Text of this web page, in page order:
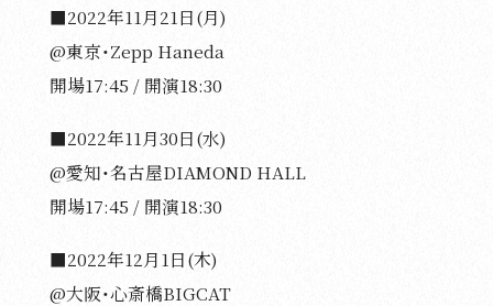
■2022年11月21日(月)
@東京・Zepp Haneda
開場17:45 / 開演18:30
■2022年11月30日(水)
@愛知・名古屋DIAMOND HALL
開場17:45 / 開演18:30
■2022年12月1日(木)
@大阪・心斎橋BIGCAT